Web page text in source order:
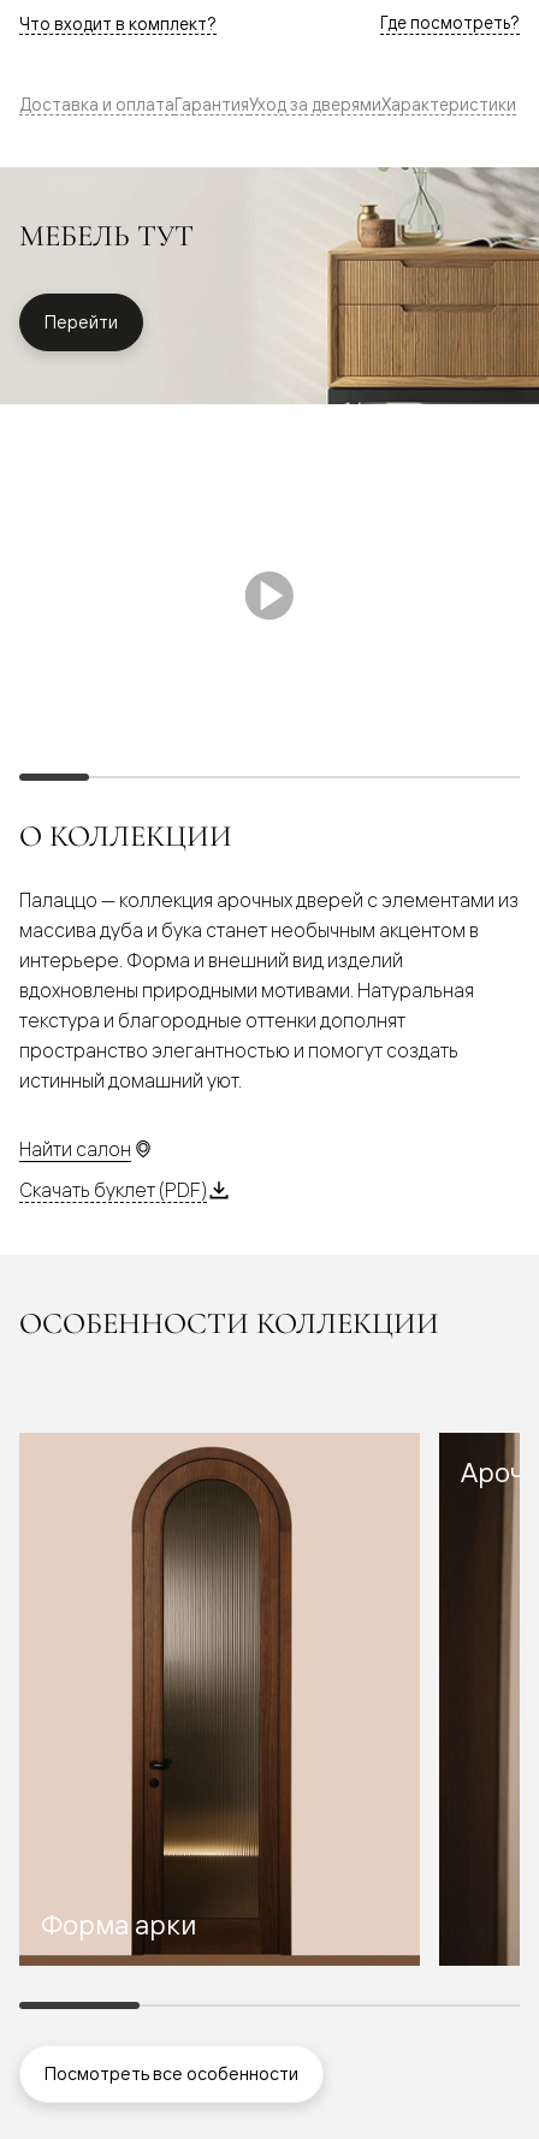
Что входит в комплект? Где посмотреть?
Доставка и оплатаГарантияУход за дверямиХарактеристики
МЕБЕЛЬ ТУТ
Перейти
О КОЛЛЕКЦИИ
Палаццо — коллекция арочных дверей с элементами из
массива дуба и бука станет необычным акцентом в
интерьере. Форма и внешний вид изделий
вдохновлены природными мотивами. Натуральная
текстура и благородные оттенки дополнят
пространство элегантностью и помогут создать
истинный домашний уют.
Найти салон
Скачать буклет (PDF)
ОСОБЕННОСТИ КОЛЛЕКЦИИ
Форма арки
Посмотреть все особенности